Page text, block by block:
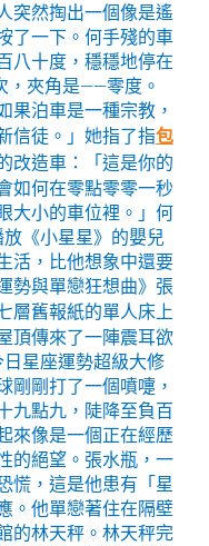
突然掏出一個像是遙
了一下。何手殘的車
八十度，穩穩地停在
，夾角是——零度。
果泊車是一種宗教，
信徒。」她指了指包
改造車：「這是你的
如何在零點零零一秒
大小的車位裡。」何
《小星星》的嬰兒
活，比他想象中還要
勢與單戀狂想曲》張
層舊報紙的單人床上
頂傳來了一陣震耳欲
星座運勢超級大修
剛剛打了一個噴嚏，
九點九，陡降至負百
來像是一個正在經歷
的絕望。張水瓶，一
慌，這是他患有「星
。他單戀著住在隔壁
的林天秤。林天秤完